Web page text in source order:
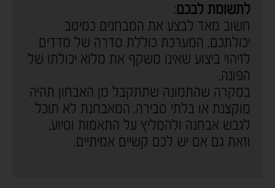
לתשומת לבכם:
חשוב מאד לבצע את המבחנים כמיטב
יכולתכם. המערכת כוללת סדרה של מדדים
לזיהוי ביצוע שאינו משקף את מלוא יכולתו של
הפונה.
במקרה שהתמונה שתתקבל מן האבחון תהיה
מוקצנת או בלתי סבירה, המאבחנת לא תוכל
לגבש אבחנה ולהמליץ על התאמות וסיוע,
וזאת גם אם יש לכם קשיים אמיתיים.